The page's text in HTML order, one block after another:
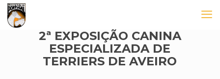
2ª EXPOSIÇÃO CANINA
ESPECIALIZADA DE
TERRIERS DE AVEIRO